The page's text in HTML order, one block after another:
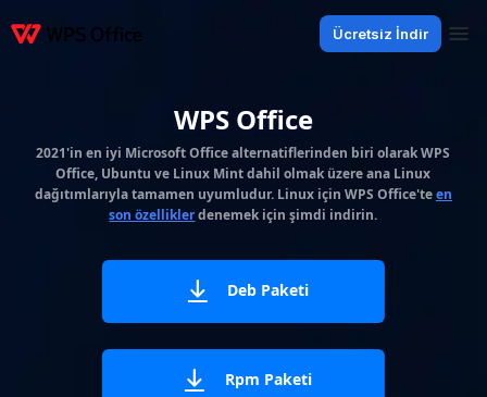
Ücretsiz İndir
WPS Office
2021'in en iyi Microsoft Office alternatiflerinden biri olarak WPS
Office, Ubuntu ve Linux Mint dahil olmak üzere ana Linux
dağıtımlarıyla tamamen uyumludur. Linux için WPS Office'teen
son özelliklerdenemek için şimdi indirin.
Deb Paketi
Rpm Paketi